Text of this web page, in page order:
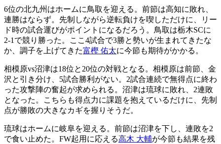
6位の北九州はホームに鳥取を迎える。前節は高知に敗れ、
連勝はならず。先制しながら逆転負けを喫しただけに、リー
ド時の試合運びがポイントになるだろう。鳥取は栃木SCに
2-1で競り勝った。ここ4試合で3勝と勢いが生まれてきたな
か、調子を上げてきた富樫 佑太に今節も期待がかかる。
相模原vs沼津は18位と20位の対戦となる。相模原は前節、金
沢と引き分け、5試合勝利がない。2試合連続で無得点に終わ
った攻撃陣の奮起が求められる。沼津は琉球に敗れ、2連敗
となった。こちらも得点力に課題を抱えているだけに、先制
点が勝敗の大きなカギを握りそうだ。
琉球はホームに岐阜を迎える。前節は沼津を下し、連敗を2
で食い止めた。FW起用に応える高木 大輔が今節も結果を残